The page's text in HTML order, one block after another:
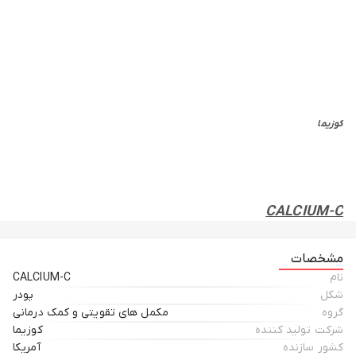
کوزیما
CALCIUM-C
تولید شده در شرکت کوزیمامشخصات
نام
CALCIUM-C
شکل
پودر
گروه
مکمل های تقویتی و کمک درمانی
شرکت تولید کننده
کوزیما
کشور سازنده
آمریکا